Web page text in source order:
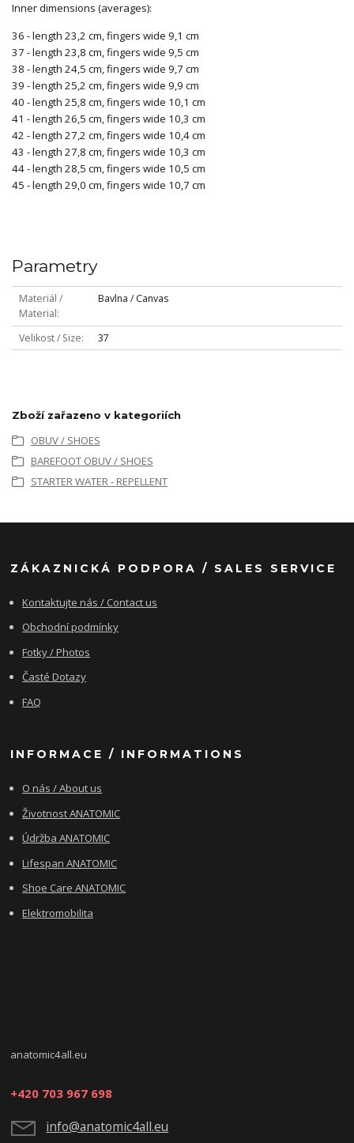
Inner dimensions (averages):
36 - length 23,2 cm, fingers wide 9,1 cm
37 - length 23,8 cm, fingers wide 9,5 cm
38 - length 24,5 cm, fingers wide 9,7 cm
39 - length 25,2 cm, fingers wide 9,9 cm
40 - length 25,8 cm, fingers wide 10,1 cm
41 - length 26,5 cm, fingers wide 10,3 cm
42 - length 27,2 cm, fingers wide 10,4 cm
43 - length 27,8 cm, fingers wide 10,3 cm
44 - length 28,5 cm, fingers wide 10,5 cm
45 - length 29,0 cm, fingers wide 10,7 cm
Parametry
Materiál /
Material
Bavlna / Canvas
Velikost / Size 37
Zboží zařazeno v kategoriích
OBUV / SHOES
BAREFOOT OBUV / SHOES
STARTER WATER - REPELLENT
ZÁKAZNICKÁ PODPORA / SALES SERVICE
Kontaktujte nás / Contact us
Obchodní podmínky
Fotky / Photos
Časté Dotazy
FAQ
INFORMACE / INFORMATIONS
O nás / About us
Životnost ANATOMIC
Údržba ANATOMIC
Lifespan ANATOMIC
Shoe Care ANATOMIC
Elektromobilita
anatomic4all.eu
+420 703 967 698
info@anatomic4all.eu